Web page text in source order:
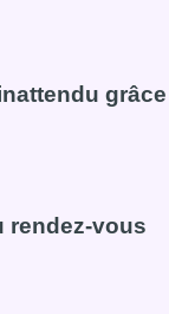
grâce
inattendu grâce
rendez-vous